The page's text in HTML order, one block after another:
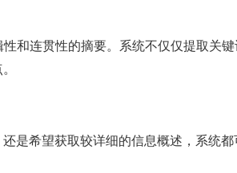
和连贯性的摘要。系统不仅仅提取关
是希望获取较详细的信息概述，系统